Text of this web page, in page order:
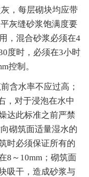
，每层砌块均应带
灰缝砂浆饱满度要
，混合砂浆必须在4
度时，必须在3小时
控制。
含水率不应过高；
，对于浸泡在水中
达此标准之前严禁
砌筑面适量湿水的
时必须保证所有的
8～10mm；砌筑面
吸干，造成砂浆与